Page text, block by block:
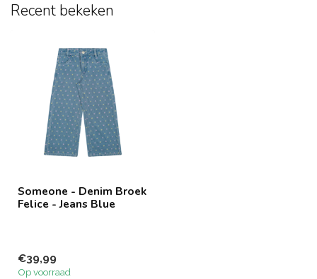
Recent bekeken
Someone - Denim Broek
Felice - Jeans Blue
€39,99
Op voorraad